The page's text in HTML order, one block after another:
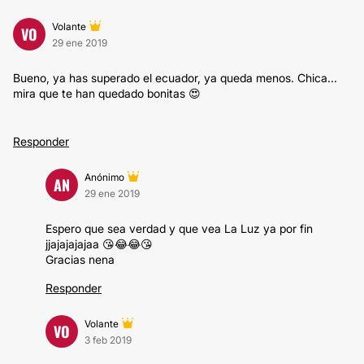
VO
Volante
29 ene 2019
Bueno, ya has superado el ecuador, ya queda menos. Chica...
mira que te han quedado bonitas 😍
Responder
AN
Anónimo
29 ene 2019
Espero que sea verdad y que vea La Luz ya por fin
jjajajajajaa 😘😂😂😘
Gracias nena
Responder
VO
Volante
3 feb 2019